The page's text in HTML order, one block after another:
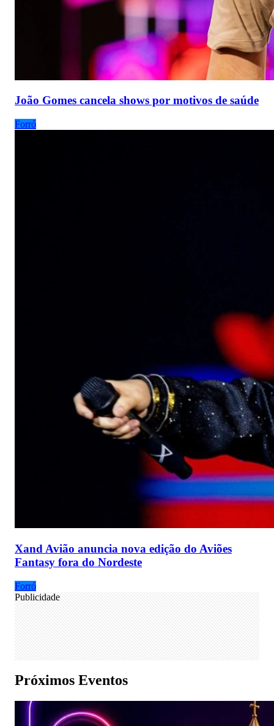
João Gomes cancela shows por motivos de saúde
Forró
Xand Avião anuncia nova edição do Aviões
Fantasy fora do Nordeste
Forró
Publicidade
Próximos Eventos